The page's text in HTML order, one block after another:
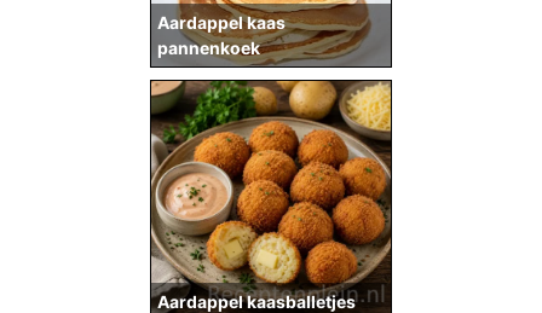
Aardappel kaas
pannenkoek
Aardappel kaasballetjes